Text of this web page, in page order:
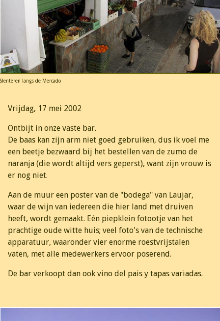
Slenteren langs de Mercado
Vrijdag, 17 mei 2002
Ontbijt in onze vaste bar.
De baas kan zijn arm niet goed gebruiken, dus ik voel me
een beetje bezwaard bij het bestellen van de zumo de
naranja (die wordt altijd vers geperst), want zijn vrouw is
er nog niet.
Aan de muur een poster van de "bodega" van Laujar,
waar de wijn van iedereen die hier land met druiven
heeft, wordt gemaakt. Eén piepklein fotootje van het
prachtige oude witte huis; veel foto's van de technische
apparatuur, waaronder vier enorme roestvrijstalen
vaten, met alle medewerkers ervoor poserend.
De bar verkoopt dan ook vino del pais y tapas variadas.